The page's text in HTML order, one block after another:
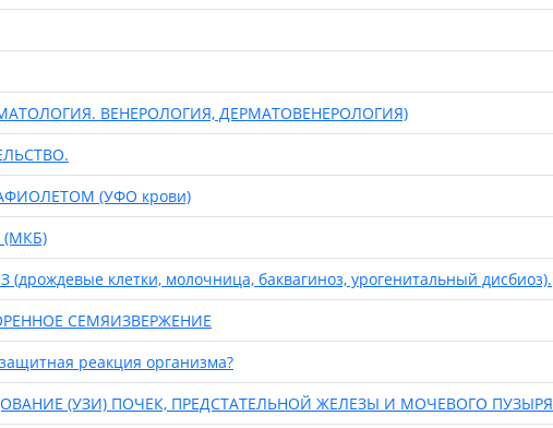
ВЕНЕРОЛОГИЯ, ДЕРМАТОВЕНЕРОЛОГИЯ)
(УФО крови)
(МКБ)
клетки, молочница, баквагиноз, урогенитальный дисбиоз).
СЕМЯИЗВЕРЖЕНИЕ
реакция организма?
(УЗИ) ПОЧЕК, ПРЕДСТАТЕЛЬНОЙ ЖЕЛЕЗЫ И МОЧЕВОГО ПУЗЫРЯ